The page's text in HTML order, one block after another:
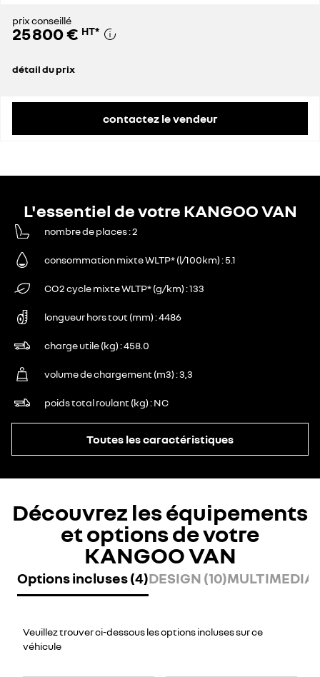
prix conseillé
25 800 € HT*
détail du prix
contactez le vendeur
L'essentiel de votre KANGOO VAN
nombre de places 2
consommation mixte WLTP* (l/100km) 5.1
CO2 cycle mixte WLTP* (g/km) 133
longueur hors tout (mm) 4486
charge utile (kg) 458.0
volume de chargement (m3) 3,3
poids total roulant (kg) NC
Toutes les caractéristiques
Découvrez les équipements
et options de votre
KANGOO VAN
Options incluses (4)DESIGN (10)MULTIMEDIA
Veuillez trouver ci-dessous les options incluses sur ce
véhicule